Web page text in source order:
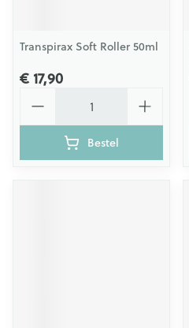
Transpirax Soft Roller 50ml
€ 17,90
Bestel